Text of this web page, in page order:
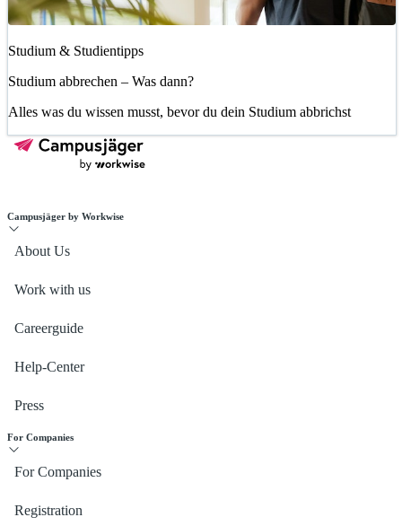
Studium & Studientipps
Studium abbrechen – Was dann?
Alles was du wissen musst, bevor du dein Studium abbrichst
Campusjäger by Workwise
About Us
Work with us
Careerguide
Help-Center
Press
For Companies
For Companies
Registration